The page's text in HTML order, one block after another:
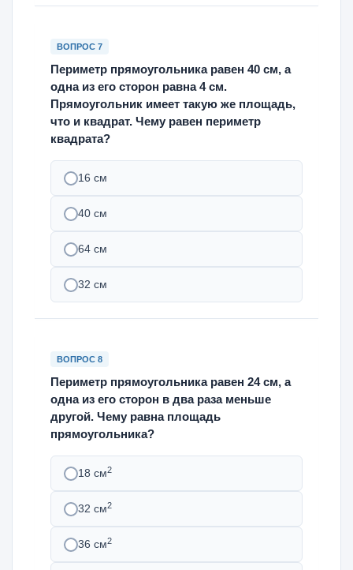
ВОПРОС 7
Периметр прямоугольника равен 40 см, а
одна из его сторон равна 4 см.
Прямоугольник имеет такую же площадь,
что и квадрат. Чему равен периметр
квадрата?
16 см
40 см
64 см
32 см
ВОПРОС 8
Периметр прямоугольника равен 24 см, а
одна из его сторон в два раза меньше
другой. Чему равна площадь
прямоугольника?
18 см2
32 см2
36 см2